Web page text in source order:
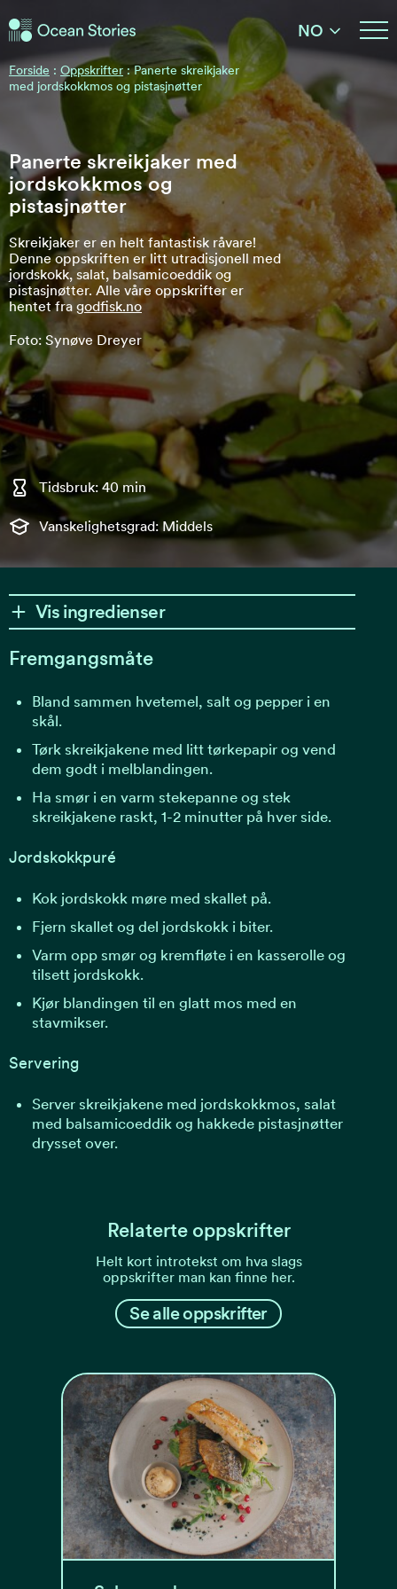
Ocean Stories
Ocean Stories
NO
Forside : Oppskrifter:Panerte skreikjaker
med jordskokkmos og pistasjnøtter
Panerte skreikjaker med
jordskokkmos og
pistasjnøtter
Skreikjaker er en helt fantastisk råvare!
Denne oppskriften er litt utradisjonell med
jordskokk, salat, balsamicoeddik og
pistasjnøtter. Alle våre oppskrifter er
hentet fra godfisk.no
Foto: Synøve Dreyer
Tidsbruk: 40 min
Vanskelighetsgrad: Middels
Vis ingredienser
Fremgangsmåte
Bland sammen hvetemel, salt og pepper i en
skål.
Tørk skreikjakene med litt tørkepapir og vend
dem godt i melblandingen.
Ha smør i en varm stekepanne og stek
skreikjakene raskt, 1-2 minutter på hver side.
Jordskokkpuré
Kok jordskokk møre med skallet på.
Fjern skallet og del jordskokk i biter.
Varm opp smør og kremfløte i en kasserolle og
tilsett jordskokk.
Kjør blandingen til en glatt mos med en
stavmikser.
Servering
Server skreikjakene med jordskokkmos, salat
med balsamicoeddik og hakkede pistasjnøtter
drysset over.
Relaterte oppskrifter
Helt kort introtekst om hva slags
oppskrifter man kan finne her.
Se alle oppskrifter